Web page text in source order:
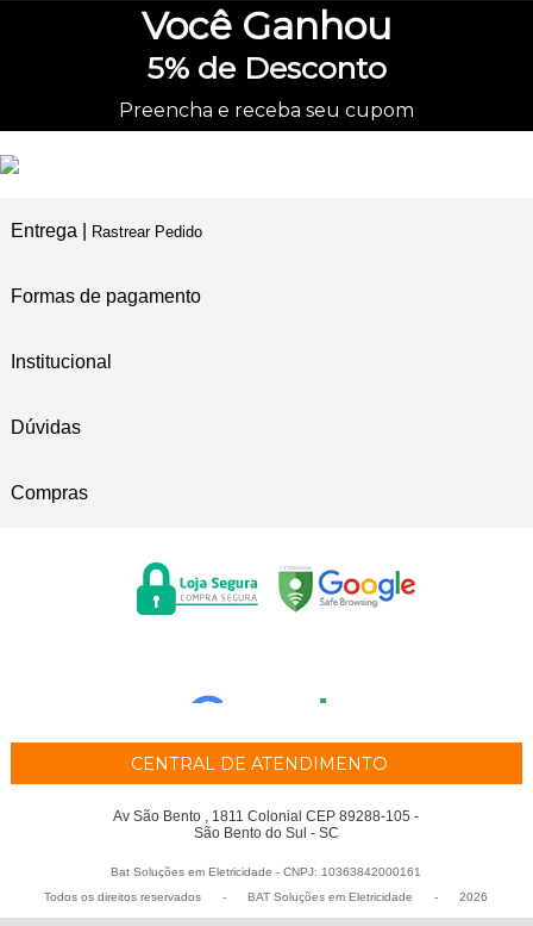
Você Ganhou
5%de Desconto
Preencha e receba seu cupom
Entrega | Rastrear Pedido
Formas de pagamento
Institucional
Dúvidas
Compras
CENTRAL DE ATENDIMENTO
Av São Bento , 1811 Colonial CEP 89288-105 -
São Bento do Sul - SC
Bat Soluções em Eletricidade - CNPJ: 10363842000161
Todos os direitos reservados
- BAT Soluções em Eletricidade - 2026